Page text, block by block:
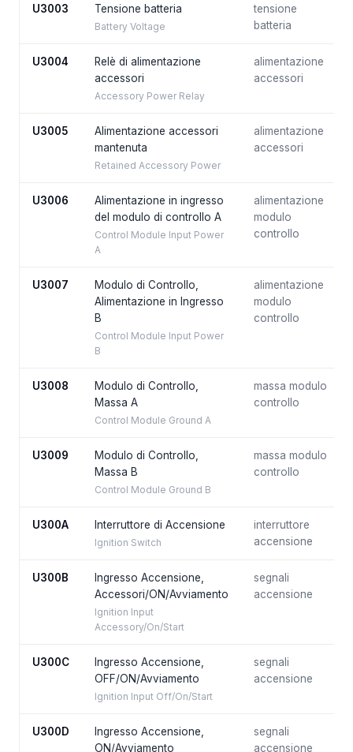
U3003 Tensione batteria
Battery Voltage
tensione
batteria
U3004
Relè di alimentazione
accessori
Accessory Power Relay
alimentazione
accessori
U3005
Alimentazione accessori
mantenuta
Retained Accessory Power
alimentazione
accessori
U3006
Alimentazione in ingresso
del modulo di controllo A
Control Module Input Power
A
alimentazione
modulo
controllo
U3007
Modulo di Controllo,
Alimentazione in Ingresso
B
Control Module Input Power
B
alimentazione
modulo
controllo
U3008
Modulo di Controllo,
Massa A
Control Module Ground A
massa modulo
controllo
U3009
Modulo di Controllo,
Massa B
Control Module Ground B
massa modulo
controllo
U300A Interruttore di Accensione
Ignition Switch
interruttore
accensione
U300B
Ingresso Accensione,
Accessori/ON/Avviamento
Ignition Input
Accessory/On/Start
segnali
accensione
U300C
Ingresso Accensione,
OFF/ON/Avviamento
Ignition Input Off/On/Start
segnali
accensione
U300D
Ingresso Accensione,
ON/Avviamento
segnali
accensione